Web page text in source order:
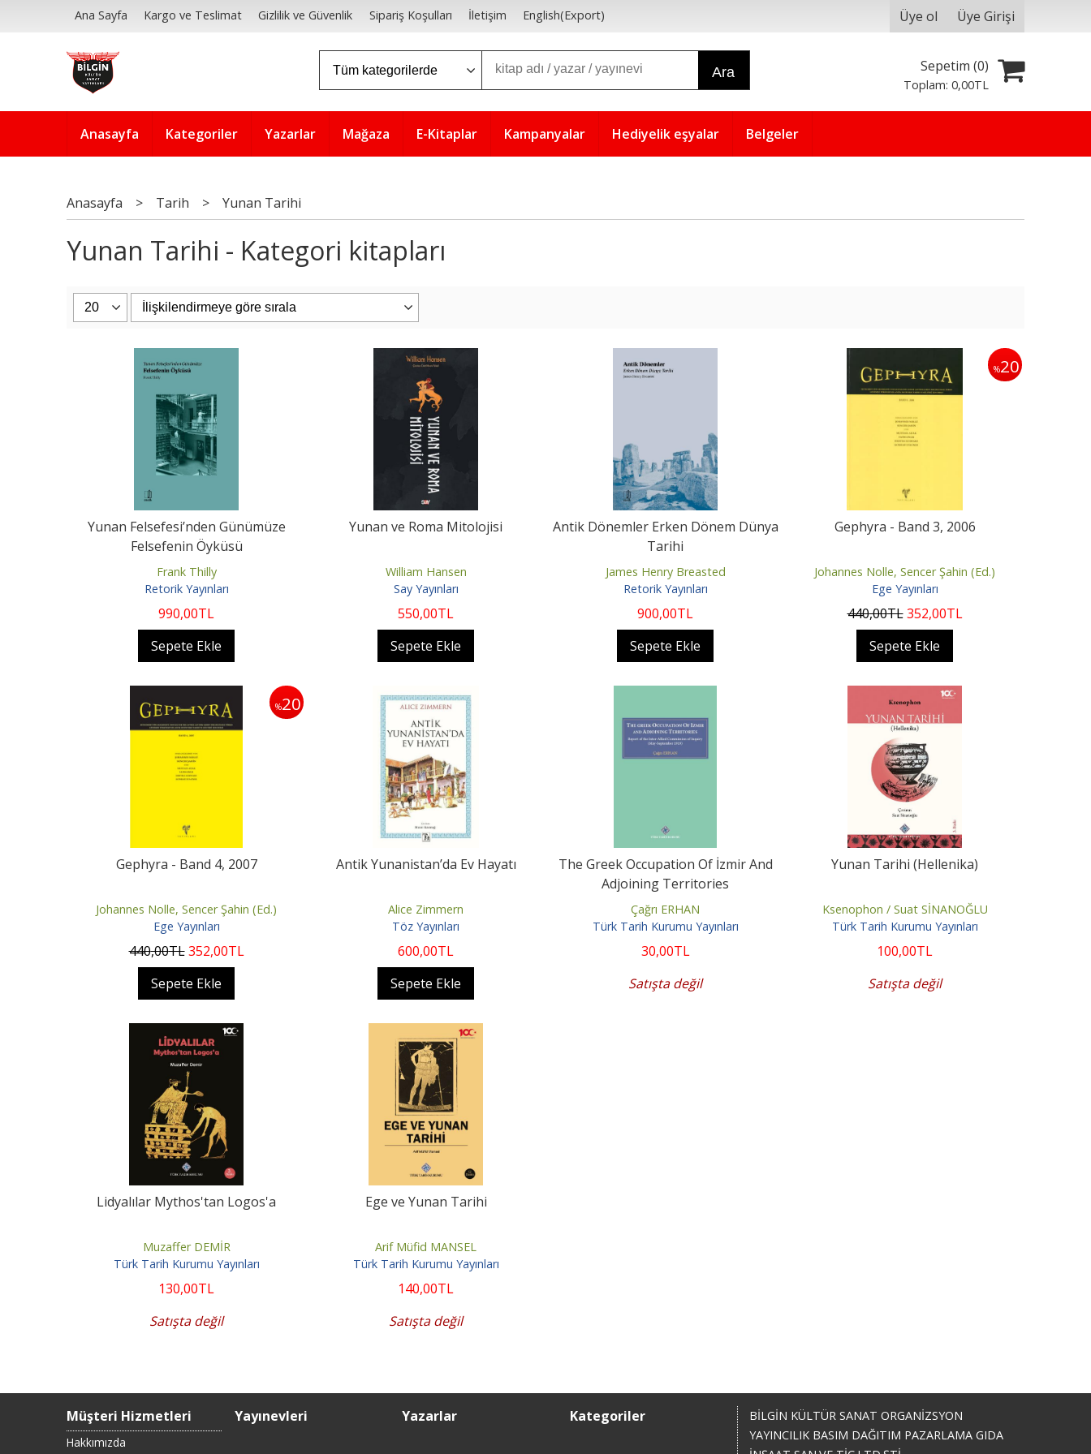
Ana Sayfa Kargo ve Teslimat Gizlilik ve Güvenlik Sipariş Koşulları İletişim English(Export) Üye ol Üye Girişi
Ara Sepetim (0)
Toplam:0,00TL
Anasayfa Kategoriler Yazarlar Mağaza E-Kitaplar Kampanyalar Hediyelik eşyalar Belgeler
Anasayfa > Tarih > Yunan Tarihi
Yunan Tarihi - Kategori kitapları
Yunan Felsefesi’nden Günümüze
Felsefenin Öyküsü
Frank Thilly
Retorik Yayınları
990,00TL
Sepete Ekle
Yunan ve Roma Mitolojisi
William Hansen
Say Yayınları
550,00TL
Sepete Ekle
Antik Dönemler Erken Dönem Dünya
Tarihi
James Henry Breasted
Retorik Yayınları
900,00TL
Sepete Ekle
%20
Gephyra - Band 3, 2006
Johannes Nolle, Sencer Şahin (Ed.)
Ege Yayınları
440,00TL 352,00TL
Sepete Ekle
%20
Gephyra - Band 4, 2007
Johannes Nolle, Sencer Şahin (Ed.)
Ege Yayınları
440,00TL 352,00TL
Sepete Ekle
Antik Yunanistan’da Ev Hayatı
Alice Zimmern
Töz Yayınları
600,00TL
Sepete Ekle
The Greek Occupation Of İzmir And
Adjoining Territories
Çağrı ERHAN
Türk Tarih Kurumu Yayınları
30,00TL
Satışta değil
Yunan Tarihi (Hellenika)
Ksenophon / Suat SİNANOĞLU
Türk Tarih Kurumu Yayınları
100,00TL
Satışta değil
Lidyalılar Mythos'tan Logos'a
Muzaffer DEMİR
Türk Tarih Kurumu Yayınları
130,00TL
Satışta değil
Ege ve Yunan Tarihi
Arif Müfid MANSEL
Türk Tarih Kurumu Yayınları
140,00TL
Satışta değil
Müşteri Hizmetleri
Hakkımızda
Yayınevleri Yazarlar Kategoriler
BİLGİN KÜLTÜR SANAT ORGANİZSYON
YAYINCILIK BASIM DAĞITIM PAZARLAMA GIDA